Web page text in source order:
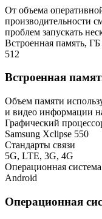
От объема
производительности
проблем запускать
Встроенная память, ГБ
512
Встроенная
Объем памяти
и видео информации
Графический
Samsung Xclipse 550
Стандарты связи
5G, LTE, 3G, 4G
Операционная система
Android
Операционная